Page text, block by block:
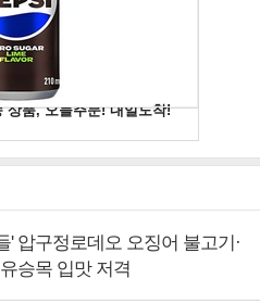
' 압구정로데오 오징어 불고기·
승목 입맛 저격